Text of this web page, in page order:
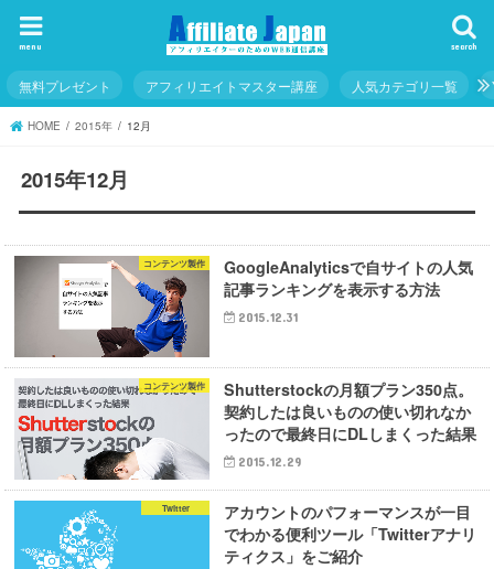
search
menu
無料プレゼント アフィリエイトマスター講座 人気カテゴリ一覧
HOME 2015年 12月
2015年12月
コンテンツ製作
GoogleAnalyticsで自サイトの人気
記事ランキングを表示する方法
2015.12.31
コンテンツ製作
Shutterstockの月額プラン350点。
契約したは良いものの使い切れなか
ったので最終日にDLしまくった結果
2015.12.29
Twitter
アカウントのパフォーマンスが一目
でわかる便利ツール「Twitterアナリ
ティクス」をご紹介